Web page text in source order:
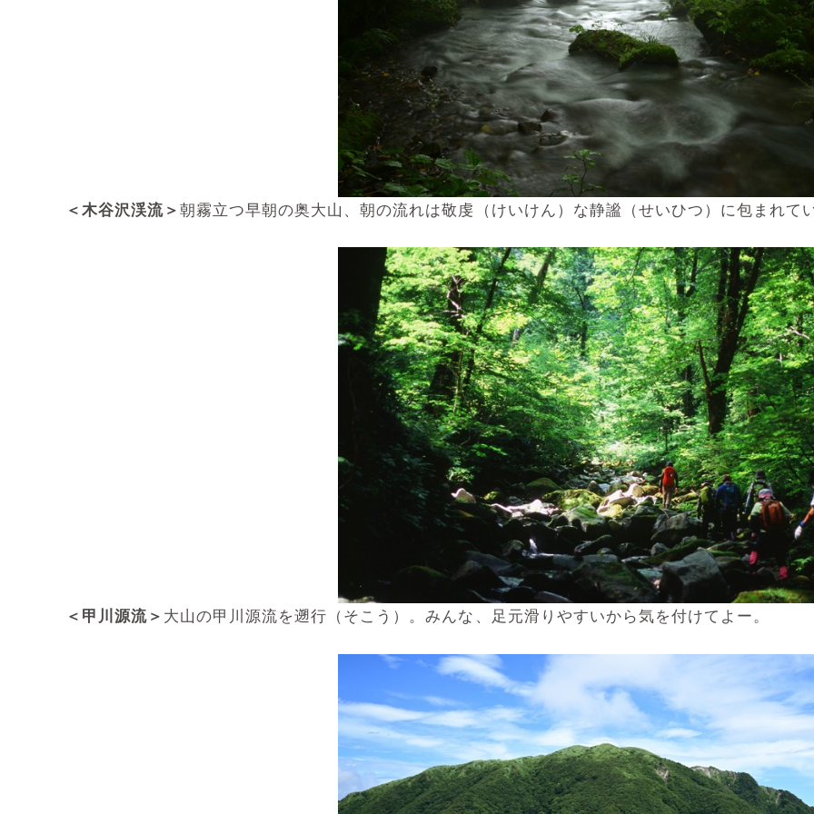
＜木谷沢渓流＞朝霧立つ早朝の奥大山、朝の流れは敬虔（けいけん）な静謐（せいひつ）に包まれて
＜甲川源流＞ 大山の甲川源流を遡行（そこう）。みんな、足元滑りやすいから気を付けてよー。